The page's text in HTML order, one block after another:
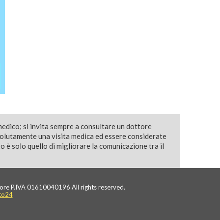
si invita sempre a consultare un dottore
una visita medica ed essere considerate
è solo quello di migliorare la comunicazione tra il
P.IVA 01610040196 All rights reserved.